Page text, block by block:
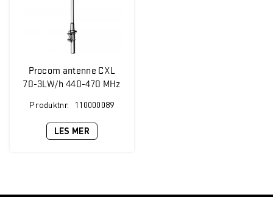
Procom antenne CXL
70-3LW/h 440-470 MHz
Produktnr. 110000089
LES MER